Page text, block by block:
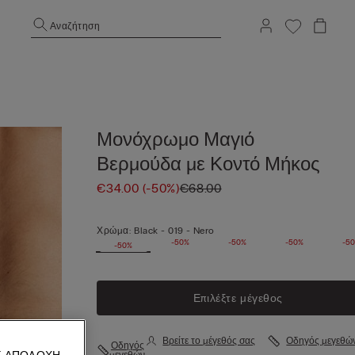
Αναζήτηση
Μονόχρωμο Μαγιό
Βερμούδα με Κοντό Μήκος
€34.00 (-50%)€68.00
Χρώμα: Black -019 - Nero
-50% -50% -50% -50% -
-50%
Επιλέξτε μέγεθος
Οδηγός
Βρείτε το μέγεθός σας Οδηγός